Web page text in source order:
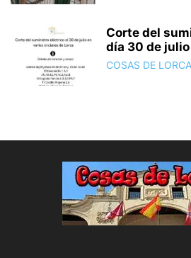
Corte del
día 30 de
COSAS DE LORCA